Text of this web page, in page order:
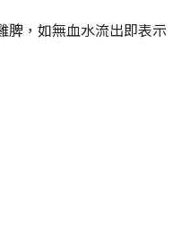
脾，如無血水流出即表示